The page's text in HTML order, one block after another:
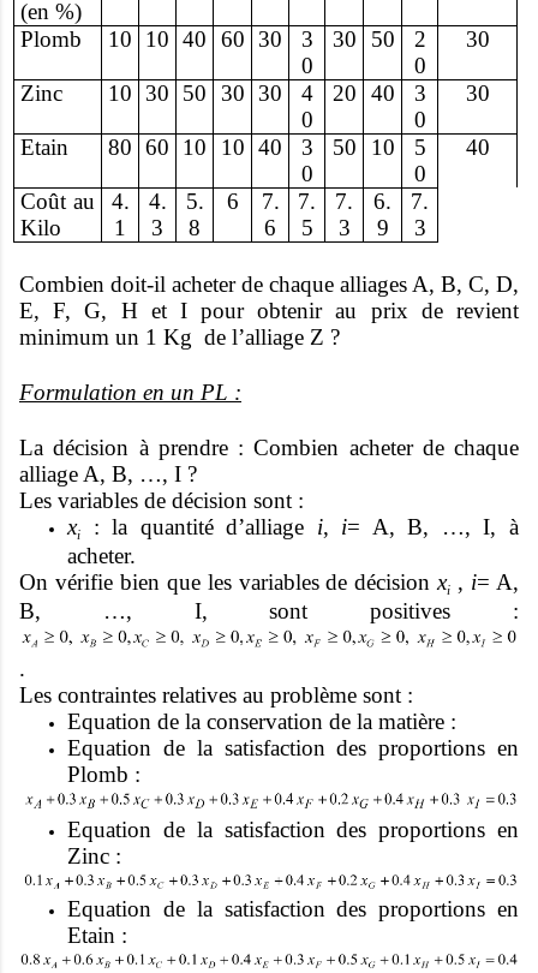
(en %)
Plomb
10 10 40 60 30
3
0
30 50
2
0
30
Zinc 10 30 50 30 30
4
0
20 40
3
0
30
Etain 80 60 10 10 40
3
0
50 10
5
0
40
Coût au
Kilo
4.
1
4.
3
5.
8
6
7.
6
7.
5
7.
3
6.
9
7.
3
Combien doit-il acheter de chaque alliages A, B, C, D,
E, F, G, H et I pour obtenir au prix de revient
minimum un 1 Kg de l’alliage Z ?
Formulation en un PL :
La décision à prendre : Combien acheter de chaque
alliage A, B, …, I ?
Les variables de décision sont :
xi : la quantité d’alliage i, i= A, B, …, I, à
acheter.
On vérifie bien que les variables de décisionxi , i= A,
B, …, I, sont positives :
.
Les contraintes relatives au problème sont :
Equation de la conservation de la matière :
Equation de la satisfaction des proportions en
Plomb :
Equation de la satisfaction des proportions en
Zinc :
Equation de la satisfaction des proportions en
Etain :